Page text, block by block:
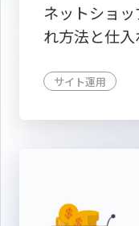
ネットショ
れ方法と仕
サイト運用